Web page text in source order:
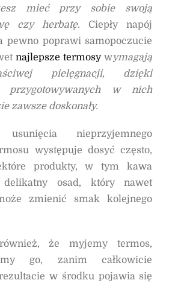
mieć przy sobie swoją
czy herbatę. Ciepły napój
pewno poprawi samopoczucie
najlepsze termosywymagają
pielęgnacji, dzięki
przygotowywanych w nich
zawsze doskonały.
usunięcia nieprzyjemnego
występuje dosyć często,
produkty, w tym kawa
delikatny osad, który nawet
zmienić smak kolejnego
że myjemy termos,
go, zanim całkowicie
w środku pojawia się